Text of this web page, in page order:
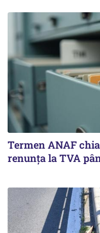
Termen ANAF
renunța la TVA